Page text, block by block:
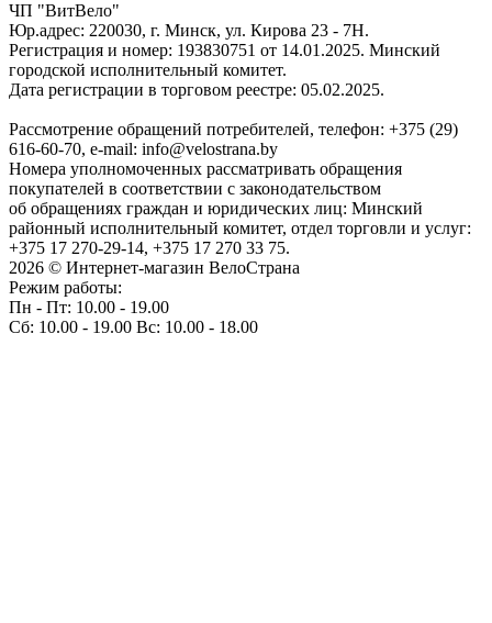
ЧП "ВитВело"
Юр.адрес: 220030, г. Минск, ул. Кирова 23 - 7Н.
Регистрация и номер: 193830751 от 14.01.2025. Минский
городской исполнительный комитет.
Дата регистрации в торговом реестре: 05.02.2025.
Рассмотрение обращений потребителей, телефон: +375 (29)
616-60-70, e-mail: info@velostrana.by
Номера уполномоченных рассматривать обращения
покупателей в соответствии с законодательством
об обращениях граждан и юридических лиц: Минский
районный исполнительный комитет, отдел торговли и услуг:
+375 17 270-29-14, +375 17 270 33 75.
2026 © Интернет-магазин ВелоСтрана
Режим работы:
Пн - Пт: 10.00 - 19.00
Сб: 10.00 - 19.00 Вс: 10.00 - 18.00